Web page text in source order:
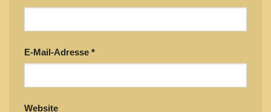
E-Mail-Adresse *
Website